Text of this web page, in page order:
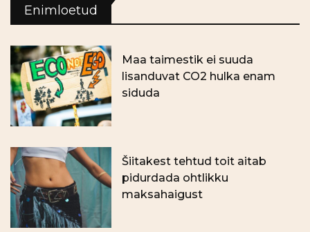
Enimloetud
Maa taimestik ei suuda
lisanduvat CO2 hulka enam
siduda
Šiitakest tehtud toit aitab
pidurdada ohtlikku
maksahaigust